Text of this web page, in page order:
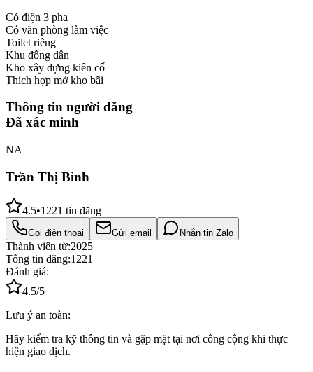
Có điện 3 pha
Có văn phòng làm việc
Toilet riêng
Khu đông dân
Kho xây dựng kiên cố
Thích hợp mở kho bãi
Thông tin người đăng
Đã xác minh
NA
Trần Thị Bình
4.5•1221 tin đăng
Gọi điện thoại Gửi email Nhắn tin Zalo
Thành viên từ:2025
Tổng tin đăng:1221
Đánh giá:
4.5/5
Lưu ý an toàn:
Hãy kiểm tra kỹ thông tin và gặp mặt tại nơi công cộng khi thực
hiện giao dịch.